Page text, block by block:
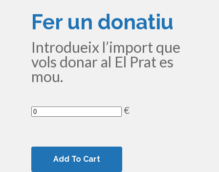
Fer un donatiu
Introdueix l’import que
vols donar al El Prat es
mou.
€
Add To Cart